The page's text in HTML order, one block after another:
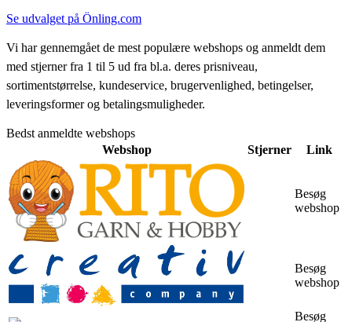
Se udvalget på Önling.com
Vi har gennemgået de mest populære webshops og anmeldt dem
med stjerner fra 1 til 5 ud fra bl.a. deres prisniveau,
sortimentstørrelse, kundeservice, brugervenlighed, betingelser,
leveringsformer og betalingsmuligheder.
Bedst anmeldte webshops
Webshop
Stjerner Link
Besøg
webshop
Besøg
webshop
Besøg